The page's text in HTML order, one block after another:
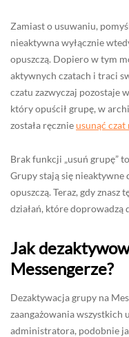
Zamiast o usuwaniu,
nieaktywna wyłącznie
opuszczą. Dopiero w tym
aktywnych czatach i traci
czatu zazwyczaj pozostaje
który opuścił grupę, w
została ręcznieusunąć czat
Brak funkcji „usuń grupę”
Grupy stają się nieaktywne
opuszczą. Teraz, gdy znasz
działań, które doprowadzą
Jak
Messengerze?
Dezaktywacja grupy na
zaangażowania wszystkich
administratora, podobnie